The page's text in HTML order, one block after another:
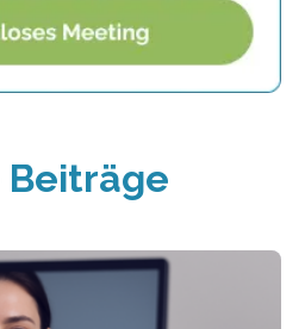
Beiträge